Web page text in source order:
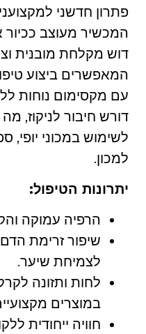
פתרון חדשני
המכשיר מעוצב ככיור
דוש מקלחת מובנית
המאפשרים ביצוע
עם מקסימום נוחות
דורש חיבור לניקוז,
לשימוש במכוני יופי,
למכון.
יתרונות הטיפול:
הרפיה עמוקה
שיפור זרימת
לצמיחת שיער.
לחות ותזונה
במוצרים
חוויה ייחודית